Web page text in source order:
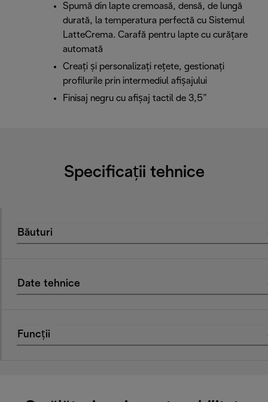
Spumă din lapte cremoasă, densă, de lungă
durată, la temperatura perfectă cu Sistemul
LatteCrema. Carafă pentru lapte cu curățare
automată
Creați și personalizați rețete, gestionați
profilurile prin intermediul afișajului
Finisaj negru cu afișaj tactil de 3,5”
Specificații tehnice
Băuturi
Date tehnice
Funcții